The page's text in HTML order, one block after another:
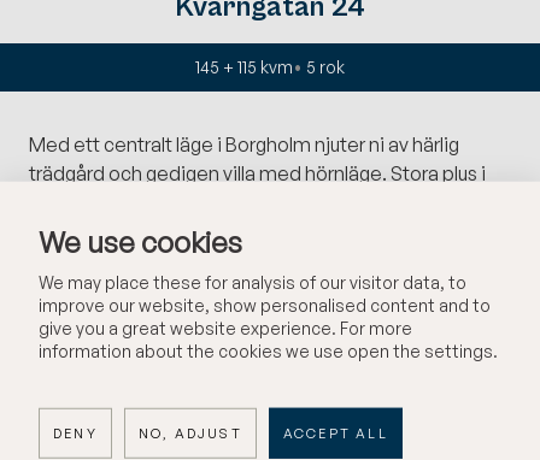
We use cookies
We may place these for analysis of our visitor data, to
improve our website, show personalised content and to
give you a great website experience. For more
information about the cookies we use open the settings.
DENY NO, ADJUST ACCEPT ALL
Kvarngatan 24
145 + 115 kvm 5 rok
Med ett centralt läge i Borgholm njuter ni av härlig
trädgård och gedigen villa med hörnläge. Stora plus i
ljusa rum! Trädgården bjuder på fruktträd, syren,
rosenbuskar och plats för både avkoppling,
vidareutveckling samt lek och bus. Utöver
bostadshuset finns ett vackert gammalt gästhus samt
ett förråd och garage med stor uppfart. En plats att
till restauranger, butiker, skola, badstrand och all
service Borgholm erbjuder.